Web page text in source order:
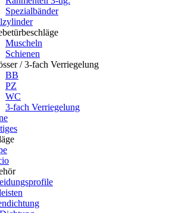
Spezialbänder
Muscheln
Schienen
/ 3-fach Verriegelung
BB
PZ
WC
3-fach Verriegelung